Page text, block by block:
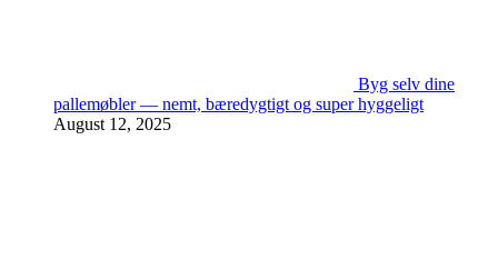
Byg selv dine
pallemøbler — nemt, bæredygtigt og super hyggeligt
August 12, 2025